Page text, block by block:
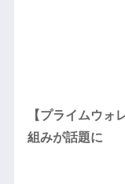
【プライムウォ
組みが話題に